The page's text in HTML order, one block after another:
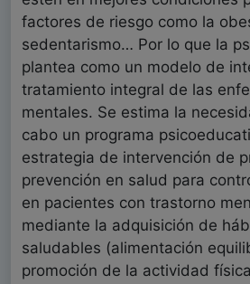
factores de riesgo como la
sedentarismo… Por lo que la
plantea como un modelo de
tratamiento integral de las
mentales. Se estima la
cabo un programa
estrategia de intervención de
prevención en salud para
en pacientes con trastorno
mediante la adquisición de
saludables (alimentación
promoción de la actividad